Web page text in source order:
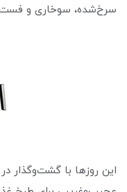
سرخ‌شده، سوخاری و
این روزها با گشت‌وگذار